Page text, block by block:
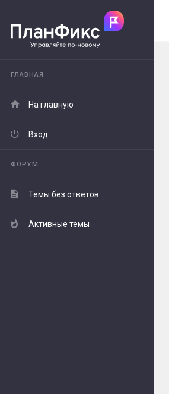
ГЛАВНАЯ
На главную
Вход
ФОРУМ
Темы без ответов
Активные темы